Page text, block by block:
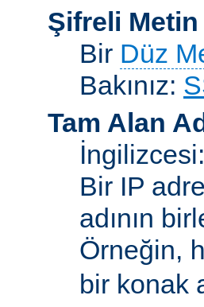
Şifreli Metin
Bir Düz
Bakınız:
Tam Alan
Bir IP
adının
Örneğin,
bir konak